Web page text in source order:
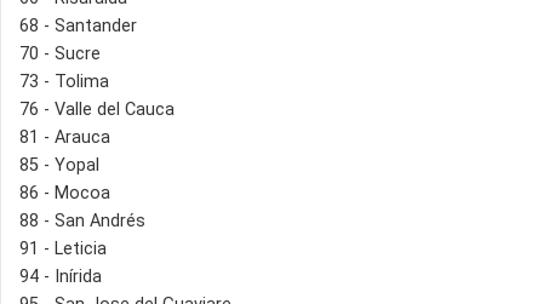
68 - Santander
70 - Sucre
73 - Tolima
76 - Valle del Cauca
81 - Arauca
85 - Yopal
86 - Mocoa
88 - San Andrés
91 - Leticia
94 - Inírida